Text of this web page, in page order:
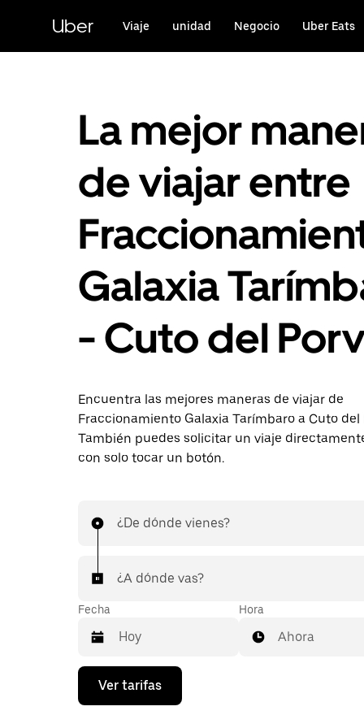
contenido
principal
Uber Viaje unidad Negocio Uber Eats
La mejor
de viajar entre
Galaxia
- Cuto del
Encuentra las mejores maneras de viajar de
Fraccionamiento Galaxia Tarímbaro a Cuto del
También puedes solicitar un viaje
con solo tocar un botón.
¿De dónde vienes?
¿A dónde vas?
Fecha
Presiona
flecha
Hora
Ahora
Ver tarifas